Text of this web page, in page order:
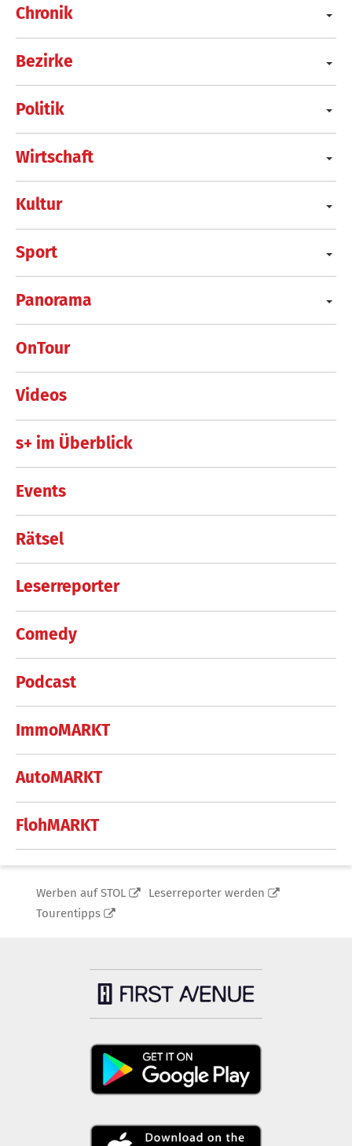
Chronik
Bezirke
Politik
Wirtschaft
Kultur
Sport
Panorama
OnTour
Videos
s+ im Überblick
Events
Rätsel
Leserreporter
Comedy
Podcast
ImmoMARKT
AutoMARKT
FlohMARKT
Werben auf STOL
Leserreporter werden
Tourentipps